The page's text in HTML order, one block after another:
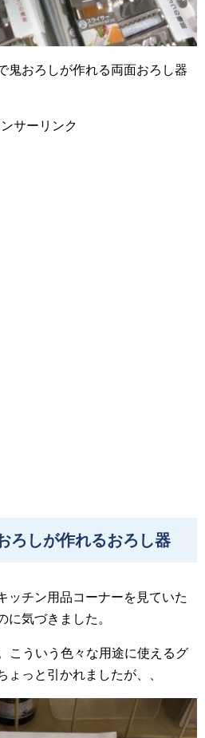
鬼おろしが作れる両面おろし器
サーリンク
ろしが作れるおろし器
ッチン用品コーナーを見ていた
に気づきました。
こういう色々な用途に使えるグ
ょっと引かれましたが、、